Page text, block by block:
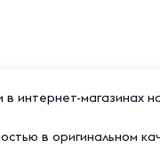
интернет-магазинах
в оригинальном